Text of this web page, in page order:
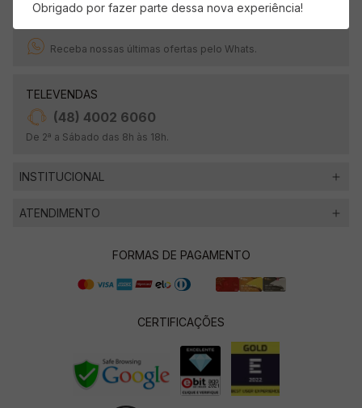
Receba nossas últimas ofertas pelo Whats.
TELEVENDAS
(48) 4002 6060
De 2ª a Sábado das 8h às 18h.
INSTITUCIONAL
ATENDIMENTO
FORMAS DE PAGAMENTO
CERTIFICAÇÕES
Obrigado por fazer parte dessa nova experiência!